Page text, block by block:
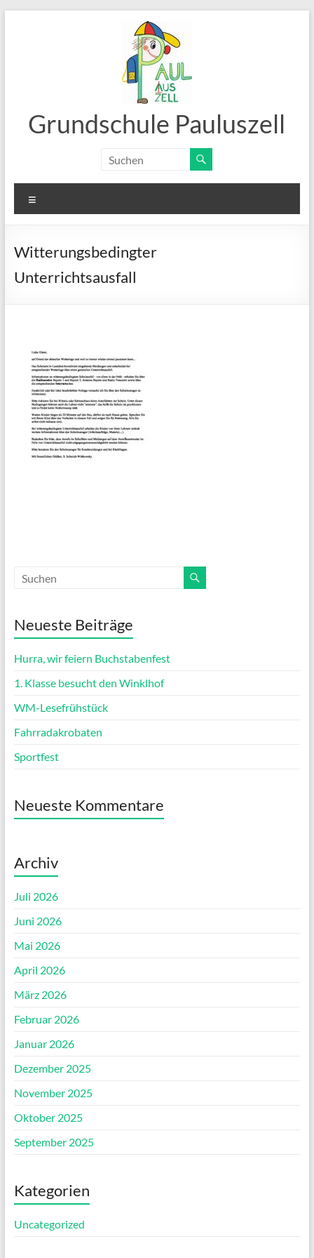
Grundschule Pauluszell
Witterungsbedingter
Unterrichtsausfall
Neueste Beiträge
Hurra, wir feiern Buchstabenfest
1. Klasse besucht den Winklhof
WM-Lesefrühstück
Fahrradakrobaten
Sportfest
Neueste Kommentare
Archiv
Juli 2026
Juni 2026
Mai 2026
April 2026
März 2026
Februar 2026
Januar 2026
Dezember 2025
November 2025
Oktober 2025
September 2025
Kategorien
Uncategorized